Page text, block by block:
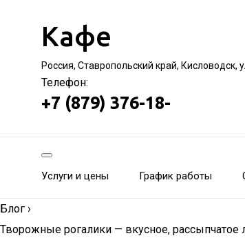
Кафе
Россия, Ставропольский край, Кисловодск,
Телефон:
+7 (879) 376-18-
Услуги и цены График работы
Блог ›
Творожные рогалики — вкусное, рассыпчатое